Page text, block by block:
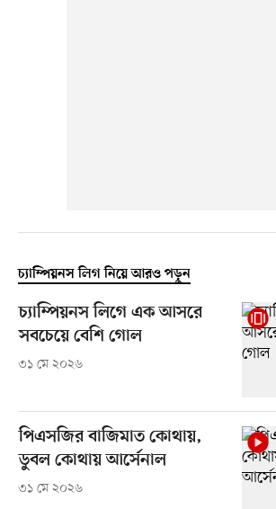
চ্যাম্পিয়নস লিগ নিয়ে আরও পড়ুন
চ্যাম্পিয়নস লিগে এক আসরে
সবচেয়ে বেশি গোল
৩১ মে ২০২৬
পিএসজির বাজিমাত কোথায়,
ডুবল কোথায় আর্সেনাল
৩১ মে ২০২৬